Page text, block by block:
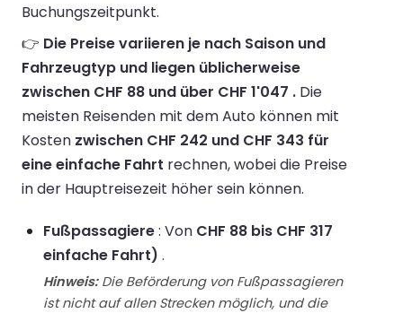
Buchungszeitpunkt.
👉 Die Preise variieren je nach Saison und
Fahrzeugtyp und liegen üblicherweise
zwischen CHF 88 und über CHF 1'047 . Die
meisten Reisenden mit dem Auto können mit
Kosten zwischen CHF 242 und CHF 343 für
eine einfache Fahrt rechnen, wobei die Preise
in der Hauptreisezeit höher sein können.
Fußpassagiere: Von CHF 88 bis CHF 317
einfache Fahrt) .
Hinweis:Die Beförderung von Fußpassagieren
ist nicht auf allen Strecken möglich, und die